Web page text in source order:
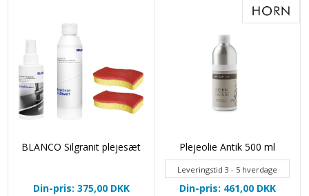
BLANCO Silgranit plejesæt
Din-pris: 375,00 DKK
Plejeolie Antik 500 ml
Leveringstid 3 - 5 hverdage
Din-pris: 461,00 DKK